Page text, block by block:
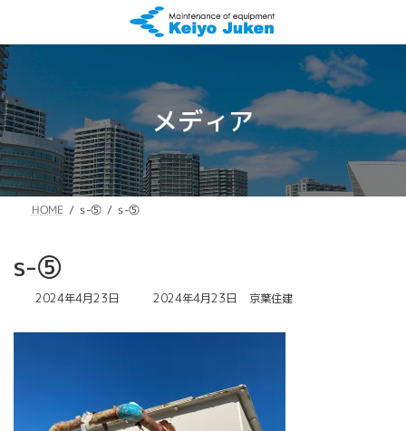
テ
ン
ツ
へ
ス
キ
ッ
プ
ゲ
ー
シ
ョ
ン
に
移
動
メディア
HOME s-⑤ s-⑤
s-⑤
2024年4月23日
最
更
2024年4月23日 京葉住建